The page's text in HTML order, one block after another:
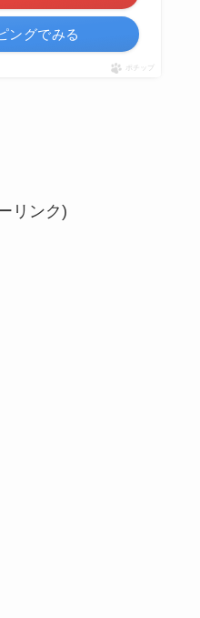
ングでみる
ポチップ
リンク)